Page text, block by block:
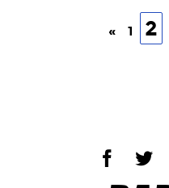
« 1 2